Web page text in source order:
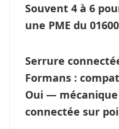
Souvent 4 à 6
une PME du
Serrure
Formans :
Oui —
connectée sur